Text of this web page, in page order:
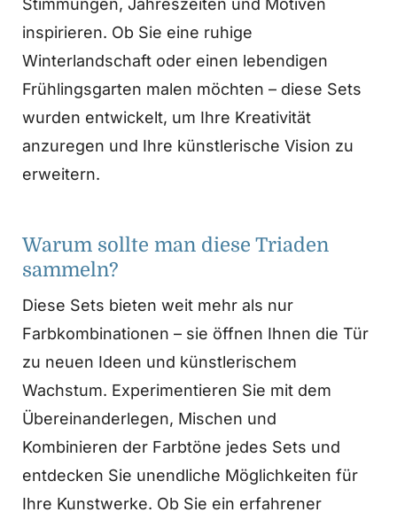
Stimmungen, Jahreszeiten und Motiven
inspirieren. Ob Sie eine ruhige
Winterlandschaft oder einen lebendigen
Frühlingsgarten malen möchten – diese Sets
wurden entwickelt, um Ihre Kreativität
anzuregen und Ihre künstlerische Vision zu
erweitern.
Warum sollte man diese Triaden
sammeln?
Diese Sets bieten weit mehr als nur
Farbkombinationen – sie öffnen Ihnen die Tür
zu neuen Ideen und künstlerischem
Wachstum. Experimentieren Sie mit dem
Übereinanderlegen, Mischen und
Kombinieren der Farbtöne jedes Sets und
entdecken Sie unendliche Möglichkeiten für
Ihre Kunstwerke. Ob Sie ein erfahrener